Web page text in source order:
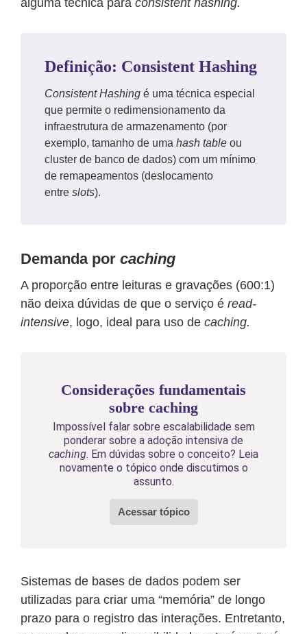
Definição: Consistent Hashing
Consistent Hashing é uma técnica especial
que permite o redimensionamento da
infraestrutura de armazenamento (por
exemplo, tamanho de uma hash table ou
cluster de banco de dados) com um mínimo
de remapeamentos (deslocamento
entre slots).
Demanda por caching
A proporção entre leituras e gravações (600:1)
não deixa dúvidas de que o serviço é read-
intensive, logo, ideal para uso de caching.
Considerações fundamentais
sobre caching
Impossível falar sobre escalabilidade sem
ponderar sobre a adoção intensiva de
caching. Em dúvidas sobre o conceito? Leia
novamente o tópico onde discutimos o
assunto.
Acessar tópico
Sistemas de bases de dados podem ser
utilizadas para criar uma “memória” de longo
prazo para o registro das interações. Entretanto,